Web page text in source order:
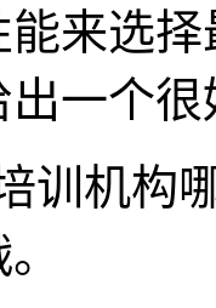
能来选
一个
训机构